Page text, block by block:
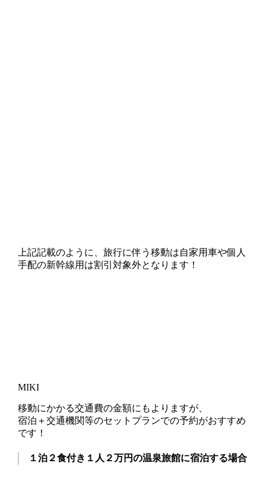
上記記載のように、旅行に伴う移動は自家用車や個人
手配の新幹線用は割引対象外となります！
MIKI
移動にかかる交通費の金額にもよりますが、
宿泊＋交通機関等のセットプランでの予約がおすすめ
です ！
１泊２食付き１人２万円の温泉旅館に宿泊する場合